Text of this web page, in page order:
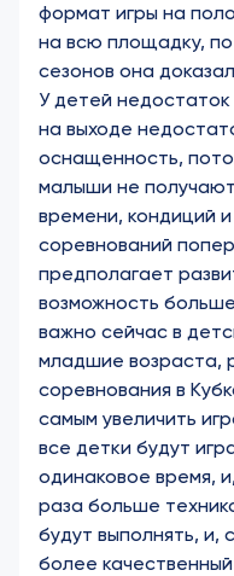
формат игры на
на всю площадку,
сезонов она
У детей
на выходе
оснащенность,
малыши не
времени, кондиций
соревнований
предполагает
возможность
важно сейчас в
младшие возраста,
соревнования в
самым увеличить
все детки будут
одинаковое время,
раза больше
будут выполнять, и,
более